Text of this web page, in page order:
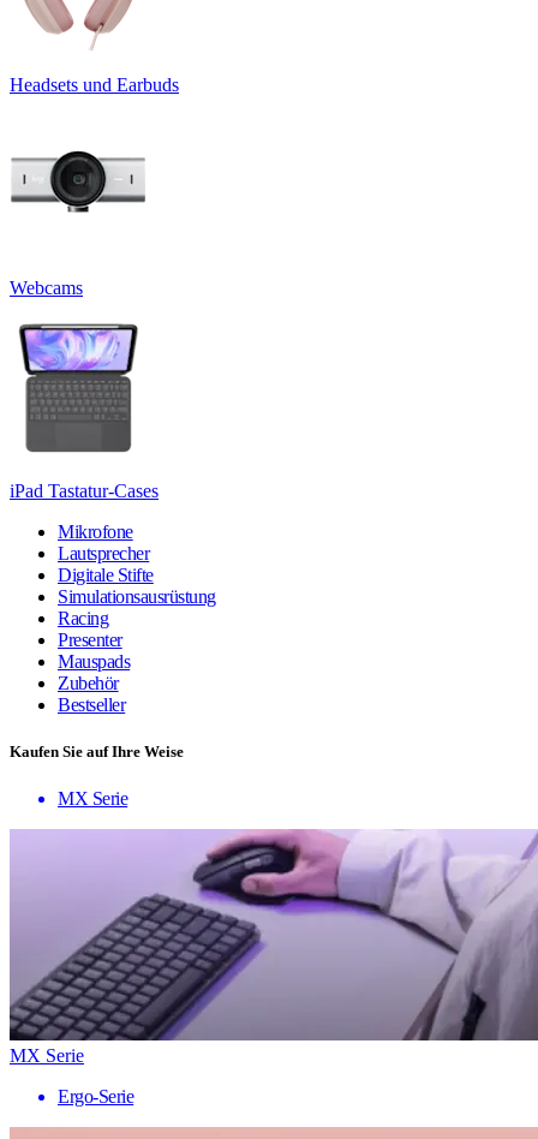
Headsets und Earbuds
Webcams
iPad Tastatur-Cases
Mikrofone
Lautsprecher
Digitale Stifte
Simulationsausrüstung
Racing
Presenter
Mauspads
Zubehör
Bestseller
Kaufen Sie auf Ihre Weise
MX Serie
MX Serie
Ergo-Serie